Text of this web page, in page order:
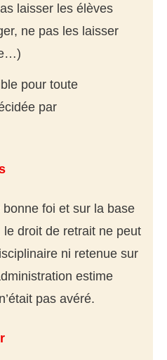
laisser les élèves
ne pas les laisser
pour toute
par
bonne foi et sur la base
le droit de retrait ne peut
ni retenue sur
estime
pas avéré.